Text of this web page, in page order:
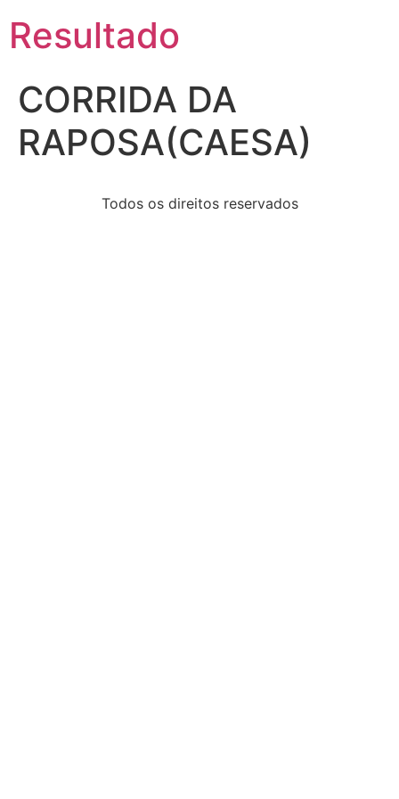
Resultado
CORRIDA DA
RAPOSA(CAESA)
Todos os direitos reservados